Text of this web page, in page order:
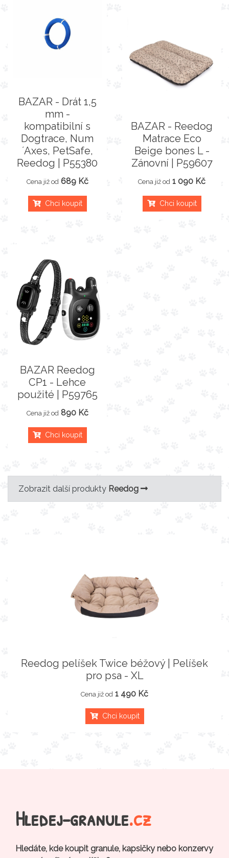
BAZAR - Drát 1,5
mm -
kompatibilní s
Dogtrace, Num
´Axes, PetSafe,
Reedog | P55380
Cena již od 689 Kč
Chci koupit
BAZAR - Reedog
Matrace Eco
Beige bones L -
Zánovní | P59607
Cena již od 1 090 Kč
Chci koupit
BAZAR Reedog
CP1 - Lehce
použité | P59765
Cena již od 890 Kč
Chci koupit
Zobrazit další produkty Reedog
Reedog pelíšek Twice béžový | Pelíšek
pro psa - XL
Cena již od 1 490 Kč
Chci koupit
Hledej-granule.cz
Hledáte, kde koupit granule, kapsičky nebo konzervy